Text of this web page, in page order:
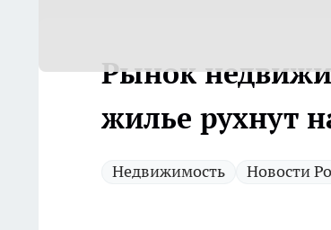
Рынок
жилье рухнут
Недвижимость Новости